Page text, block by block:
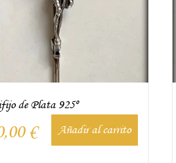
de Plata 925º
€ Añadir al carrito